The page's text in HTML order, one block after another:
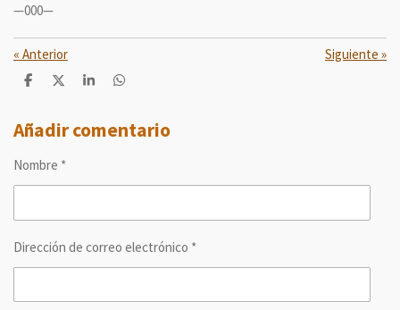
—000—
« Anterior Siguiente »
C
p
a
t
C
p
a
C
p
a
C
p
a
Añadir comentario
Nombre *
Dirección de correo electrónico *